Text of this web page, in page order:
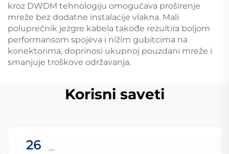
kroz DWDM tehnologiju omogućava proširenje
mreže bez dodatne instalacije vlakna. Mali
poluprečnik jezgre kabela takođe rezultira boljom
performansom spojeva i nižim gubitcima na
konektorima, doprinosi ukupnoj pouzdani mreže i
smanjuje troškove održavanja.
Korisni saveti
26